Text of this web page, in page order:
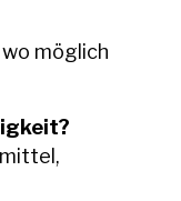
möglich